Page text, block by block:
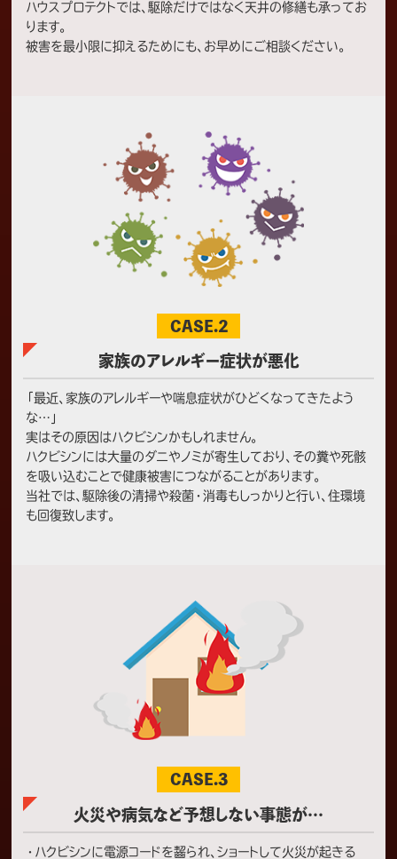
工2022/6/9
神奈川県横浜市のお客様よりハクビシンの駆
糞清掃 ・侵入経路封鎖 ・マーキング消臭 ・
ノ…⇒もっと見る
ハクビシン駆除
横浜市金沢区N様邸 ハクビシン対策施
工2022/5/17
神奈川県横浜市のお客様のご依頼でハクビシ
ンの駆除・再発防止施工を行いました。 瓦の
クビシンの侵入経路と疑われました。お問い合
わせの理由としては、耳障りな鳴き声やノミ・
ダニ被害、恐怖心等がありました。 【作業内
容】 ・追い出し作業 ・糞清掃 ・侵入経路封鎖
・…⇒もっと見る
横浜市
横浜市M様邸 ハクビシン対策施工
2022/5/3
神奈川県横浜市のお客様よりハクビシンの駆
ネズミ駆除
横浜市S様邸ネズミ＆ハクビシン駆除
2022/1/18
神奈川県横浜市のお客様宅にてネズミ、ハクビ
シンの駆除・再発防止対策を行いました。 天井
物の隙間、床下換気口などからネズミとハクビ
シンが建物内へ侵入しており、断熱材が荒らさ
れていたり糞があったりするなどにより衛生
状態も悪…⇒もっと見る
ハウスプロテクトでは、駆除だけではなく天井の修繕も承ってお
ります。
被害を最小限に抑えるためにも、お早めにご相談ください。
CASE.2
家族のアレルギー症状が悪化
「最近、家族のアレルギーや喘息症状がひどくなってきたよう
な…」
実はその原因はハクビシンかもしれません。
ハクビシンには大量のダニやノミが寄生しており、その糞や死骸
を吸い込むことで健康被害につながることがあります。
当社では、駆除後の清掃や殺菌・消毒もしっかりと行い、住環境
も回復致します。
CASE.3
火災や病気など予想しない事態が…
・ハクビシンに電源コードを齧られ、ショートして火災が起きる